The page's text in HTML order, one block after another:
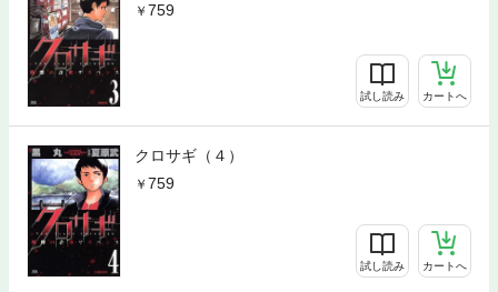
759
試し読み カートへ
クロサギ（４）
759
試し読み カートへ